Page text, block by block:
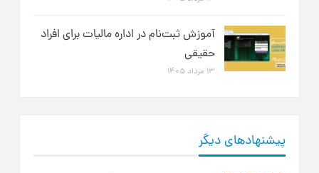
آموزش ثبت‌نام در اداره مالیات برای افراد
حقیقی
۱۳ مرداد ۱۴۰۵
پیشنهادهای دیگر